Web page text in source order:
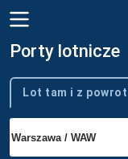
Porty lotnicze
Typ podróży
Lot tam i z